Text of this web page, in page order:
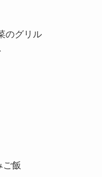
のグリル
ご飯